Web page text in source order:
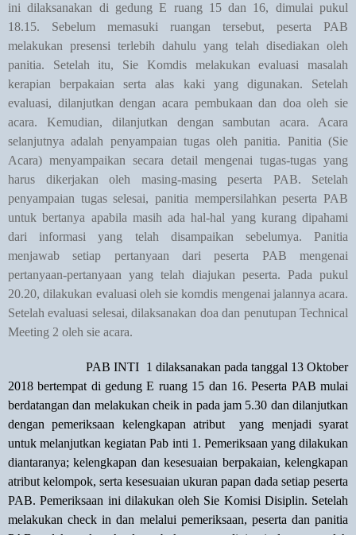
ini dilaksanakan di gedung E ruang 15 dan 16, dimulai pukul
18.15. Sebelum memasuki ruangan tersebut, peserta PAB
melakukan presensi terlebih dahulu yang telah disediakan oleh
panitia. Setelah itu, Sie Komdis melakukan evaluasi masalah
kerapian berpakaian serta alas kaki yang digunakan. Setelah
evaluasi, dilanjutkan dengan acara pembukaan dan doa oleh sie
acara. Kemudian, dilanjutkan dengan sambutan acara. Acara
selanjutnya adalah penyampaian tugas oleh panitia. Panitia (Sie
Acara) menyampaikan secara detail mengenai tugas-tugas yang
harus dikerjakan oleh masing-masing peserta PAB. Setelah
penyampaian tugas selesai, panitia mempersilahkan peserta PAB
untuk bertanya apabila masih ada hal-hal yang kurang dipahami
dari informasi yang telah disampaikan sebelumya. Panitia
menjawab setiap pertanyaan dari peserta PAB mengenai
pertanyaan-pertanyaan yang telah diajukan peserta. Pada pukul
20.20, dilakukan evaluasi oleh sie komdis mengenai jalannya acara.
Setelah evaluasi selesai, dilaksanakan doa dan penutupan Technical
Meeting 2 oleh sie acara.
PAB INTI 1 dilaksanakan pada tanggal 13 Oktober
2018 bertempat di gedung E ruang 15 dan 16. Peserta PAB mulai
berdatangan dan melakukan cheik in pada jam 5.30 dan dilanjutkan
dengan pemeriksaan kelengkapan atribut
yang menjadi syarat
untuk melanjutkan kegiatan Pab inti 1. Pemeriksaan yang dilakukan
diantaranya; kelengkapan dan kesesuaian berpakaian, kelengkapan
atribut kelompok, serta kesesuaian ukuran papan dada setiap peserta
PAB. Pemeriksaan ini dilakukan oleh Sie Komisi Disiplin. Setelah
melakukan check in dan melalui pemeriksaan, peserta dan panitia